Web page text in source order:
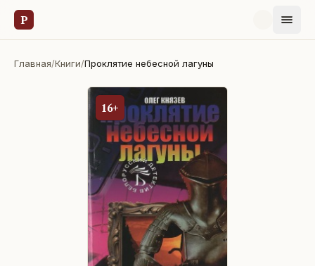
Р
Главная/Книги/Проклятие небесной лагуны
16+